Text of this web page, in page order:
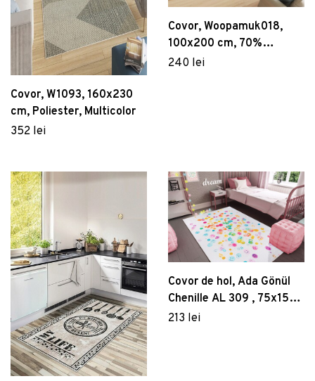
Covor, W1093, 160x230
cm, Poliester, Multicolor
352 lei
Covor, Woopamuk018,
100x200 cm, 70%
bumbac/30% poliester,
240 lei
Covor de hol, Ada Gönül
Chenille AL 309 , 75x150
cm, Poliester , Multicolor
213 lei